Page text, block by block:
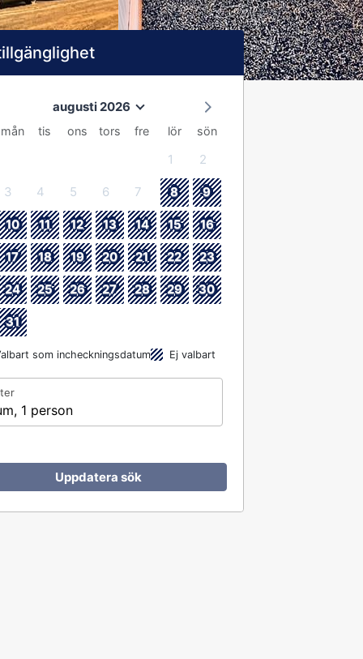
augusti 2026
mån tis ons tors fre lör sön
1 2
3 4 5 6 7 8 9
10 11 12 13 14 15 16
17 18 19 20 21 22 23
24 25 26 27 28 29 30
31
som incheckningsdatum Ej valbart
1 person
Uppdatera sök